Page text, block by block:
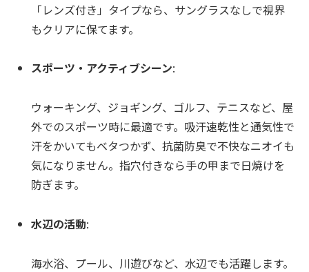
「レンズ付き」タイプなら、サングラスなしで視界
もクリアに保てます。
スポーツ・アクティブシーン:
ウォーキング、ジョギング、ゴルフ、テニスなど、屋
外でのスポーツ時に最適です。吸汗速乾性と通気性で
汗をかいてもベタつかず、抗菌防臭で不快なニオイも
気になりません。指穴付きなら手の甲まで日焼けを
防ぎます。
水辺の活動:
海水浴、プール、川遊びなど、水辺でも活躍します。